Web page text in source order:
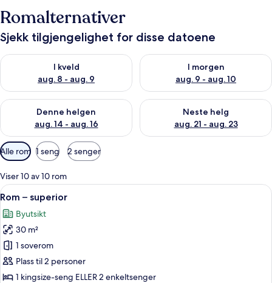
Romalternativer
Sjekk tilgjengelighet for disse datoene
I kveld
aug. 8 - aug. 9
Sjekk tilgjengelighet for i kveld, aug. 8 - aug. 9
I morgen
aug. 9 - aug. 10
Sjekk tilgjengelighet for i
Denne helgen
aug. 14 - aug. 16
Sjekk tilgjengelighet for denne helgen, aug. 14 - aug. 16
Neste helg
aug. 21 - aug. 23
Sjekk tilgjengelighet for
Tilgjengelige
filtre
for
rom
Alle rom 1 seng 2 senger
Viser 10 av 10 rom
Åpne
alle
bildene
av
Rom
–
superior
Allergitestet sengetøy, dundyner,
10
Rom – superior
Byutsikt
30 m²
1 soverom
Plass til 2 personer
1 kingsize-seng ELLER 2 enkeltsenger